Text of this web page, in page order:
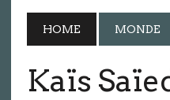
HOME MONDE
Kaïs